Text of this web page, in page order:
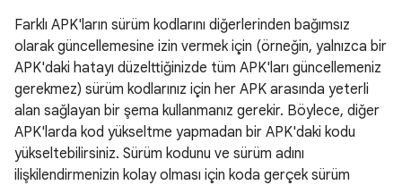
Farklı APK'ların sürüm kodlarını diğerlerinden bağımsız
olarak güncellemesine izin vermek için (örneğin, yalnızca bir
APK'daki hatayı düzelttiğinizde tüm APK'ları güncellemeniz
gerekmez) sürüm kodlarınız için her APK arasında yeterli
alan sağlayan bir şema kullanmanız gerekir. Böylece, diğer
APK'larda kod yükseltme yapmadan bir APK'daki kodu
yükseltebilirsiniz. Sürüm kodunu ve sürüm adını
ilişkilendirmenizin kolay olması için koda gerçek sürüm